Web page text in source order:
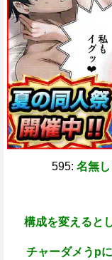
595: 名無
構成を変えると
チャーダメうp